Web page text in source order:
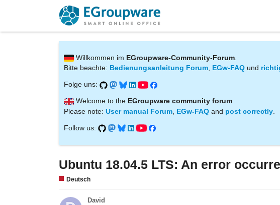
Willkommen im EGroupware-Community-Forum
Bitte beachte: Bedienungsanleitung Forum, EGw-FAQ und
Folge uns:
Welcome to the EGroupware community forum.
Please note: User manual Forum EGw-FAQ and post correctly
Follow us:
Ubuntu 18.04.5 LTS: An error
Deutsch
David